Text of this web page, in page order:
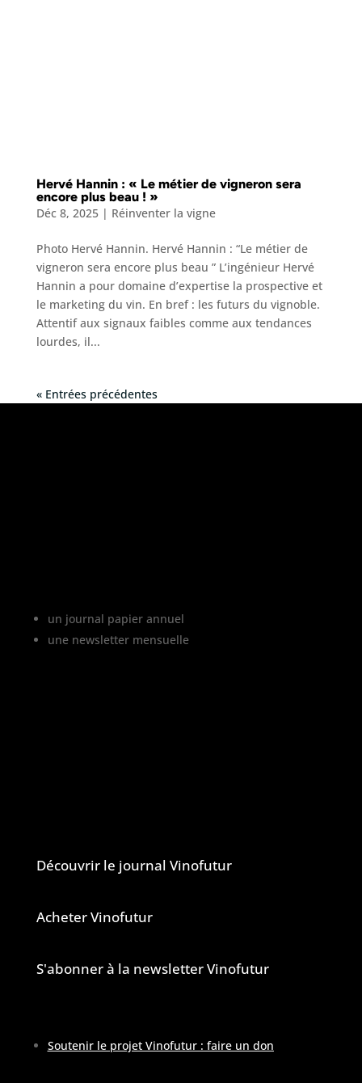
Hervé Hannin : « Le métier de vigneron sera
encore plus beau ! »
Déc 8, 2025| Réinventer la vigne
Photo Hervé Hannin. Hervé Hannin : “Le métier de
vigneron sera encore plus beau ” L’ingénieur Hervé
Hannin a pour domaine d’expertise la prospective et
le marketing du vin. En bref : les futurs du vignoble.
Attentif aux signaux faibles comme aux tendances
lourdes, il...
« Entrées précédentes
un journal papier annuel
une newsletter mensuelle
Découvrir le journal Vinofutur
Acheter Vinofutur
S'abonner à la newsletter Vinofutur
Soutenir le projet Vinofutur : faire un don